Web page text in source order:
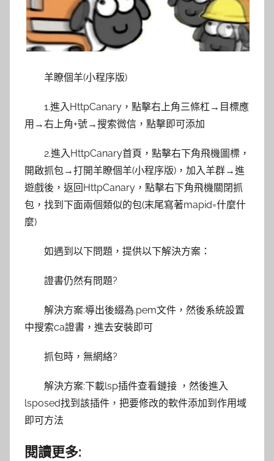
羊瞭個羊(小程序版)
1.進入HttpCanary，點擊右上角三條杠→目標應
用→右上角+號→搜索微信，點擊即可添加
2.進入HttpCanary首頁，點擊右下角飛機圖標，
開啟抓包→打開羊瞭個羊(小程序版)，加入羊群→進
遊戲後，返回HttpCanary，點擊右下角飛機關閉抓
包，找到下面兩個類似的包(末尾寫著mapid=什麼什
麼)
如遇到以下問題，提供以下解決方案：
證書仍然有問題?
解決方案:導出後綴為.pem文件，然後系統設置
中搜索ca證書，進去安裝即可
抓包時，無網絡?
解決方案:下載lsp插件查看鏈接 ，然後進入
lsposed找到該插件，把要修改的軟件添加到作用域
即可方法
閱讀更多: